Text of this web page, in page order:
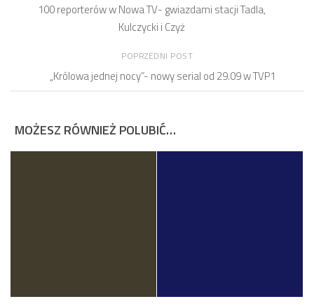
100 reporterów w Nowa TV- gwiazdami stacji Tadla,
Kulczycki i Czyż
POPRZEDNI POST
„Królowa jednej nocy”- nowy serial od 29.09 w TVP1
MOŻESZ RÓWNIEŻ POLUBIĆ…